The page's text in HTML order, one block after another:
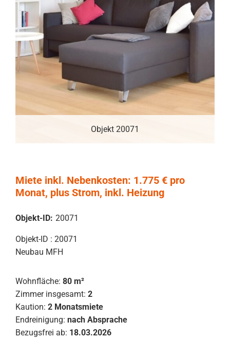
Objekt 20071
Miete inkl. Nebenkosten: 1.775 € pro
Monat, plus Strom, inkl. Heizung
Objekt-ID: 20071
Objekt-ID : 20071
Neubau MFH
Wohnfläche: 80 m²
Zimmer insgesamt: 2
Kaution: 2 Monatsmiete
Endreinigung: nach Absprache
Bezugsfrei ab: 18.03.2026